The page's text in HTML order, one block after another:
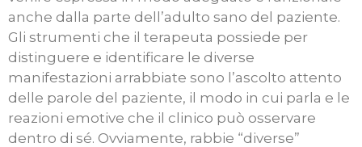
anche dalla parte dell’adulto sano del paziente.
Gli strumenti che il terapeuta possiede per
distinguere e identificare le diverse
manifestazioni arrabbiate sono l’ascolto attento
delle parole del paziente, il modo in cui parla e le
reazioni emotive che il clinico può osservare
dentro di sé. Ovviamente, rabbie “diverse”